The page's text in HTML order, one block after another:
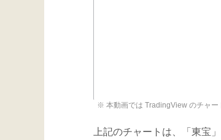
※ 本動画では TradingView のチャー
上記のチャートは、「東宝